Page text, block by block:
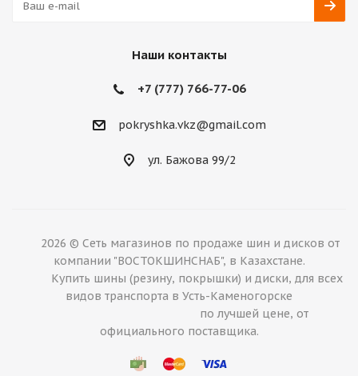
Наши контакты
+7 (777) 766-77-06
pokryshka.vkz@gmail.com
ул. Бажова 99/2
2026 © Сеть магазинов по продаже шин и дисков от
компании "ВОСТОКШИНСНАБ", в Казахстане.
Купить шины (резину, покрышки) и диски, для всех
видов транспорта в Усть-Каменогорске
по лучшей цене, от
официального поставщика.